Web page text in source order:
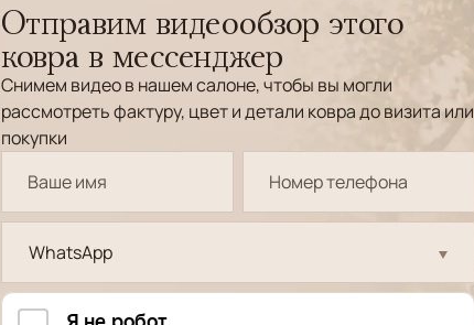
Отправим видеообзор этого
ковра в мессенджер
Снимем видео в нашем салоне, чтобы вы могли
рассмотреть фактуру, цвет и детали ковра до визита или
покупки
WhatsApp